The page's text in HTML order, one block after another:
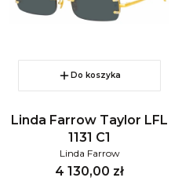
Do koszyka
Linda Farrow Taylor LFL
1131 C1
Linda Farrow
Cena
4 130,00 zł